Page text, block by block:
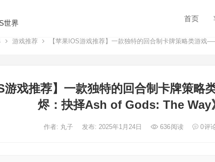
首页
游戏推荐 【苹果IOS游戏推荐】一款独特的回合制卡牌策略类游戏
游戏推荐】一款独特的回合制卡牌策
烬：抉择Ash of Gods: The Way
作者: 丸子 发布: 2025年1月24日 636阅读 0评